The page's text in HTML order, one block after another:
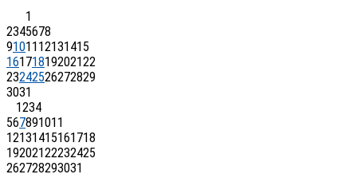
1
2345678
91011 12131415
16171819202122
23242526272829
3031
1234
567891011
12131415161718
19202122232425
262728293031